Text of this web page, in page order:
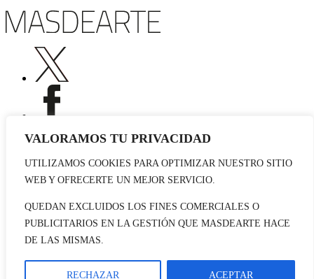
VALORAMOS TU PRIVACIDAD
UTILIZAMOS COOKIES PARA OPTIMIZAR NUESTRO SITIO
WEB Y OFRECERTE UN MEJOR SERVICIO.
QUEDAN EXCLUIDOS LOS FINES COMERCIALES O
PUBLICITARIOS EN LA GESTIÓN QUE MASDEARTE HACE
DE LAS MISMAS.
RECHAZAR ACEPTAR
Publicidad
Contacto
© 2026 masdearte. Información de exposiciones, museos y artistas
Política de cookies
Política de Privacidad